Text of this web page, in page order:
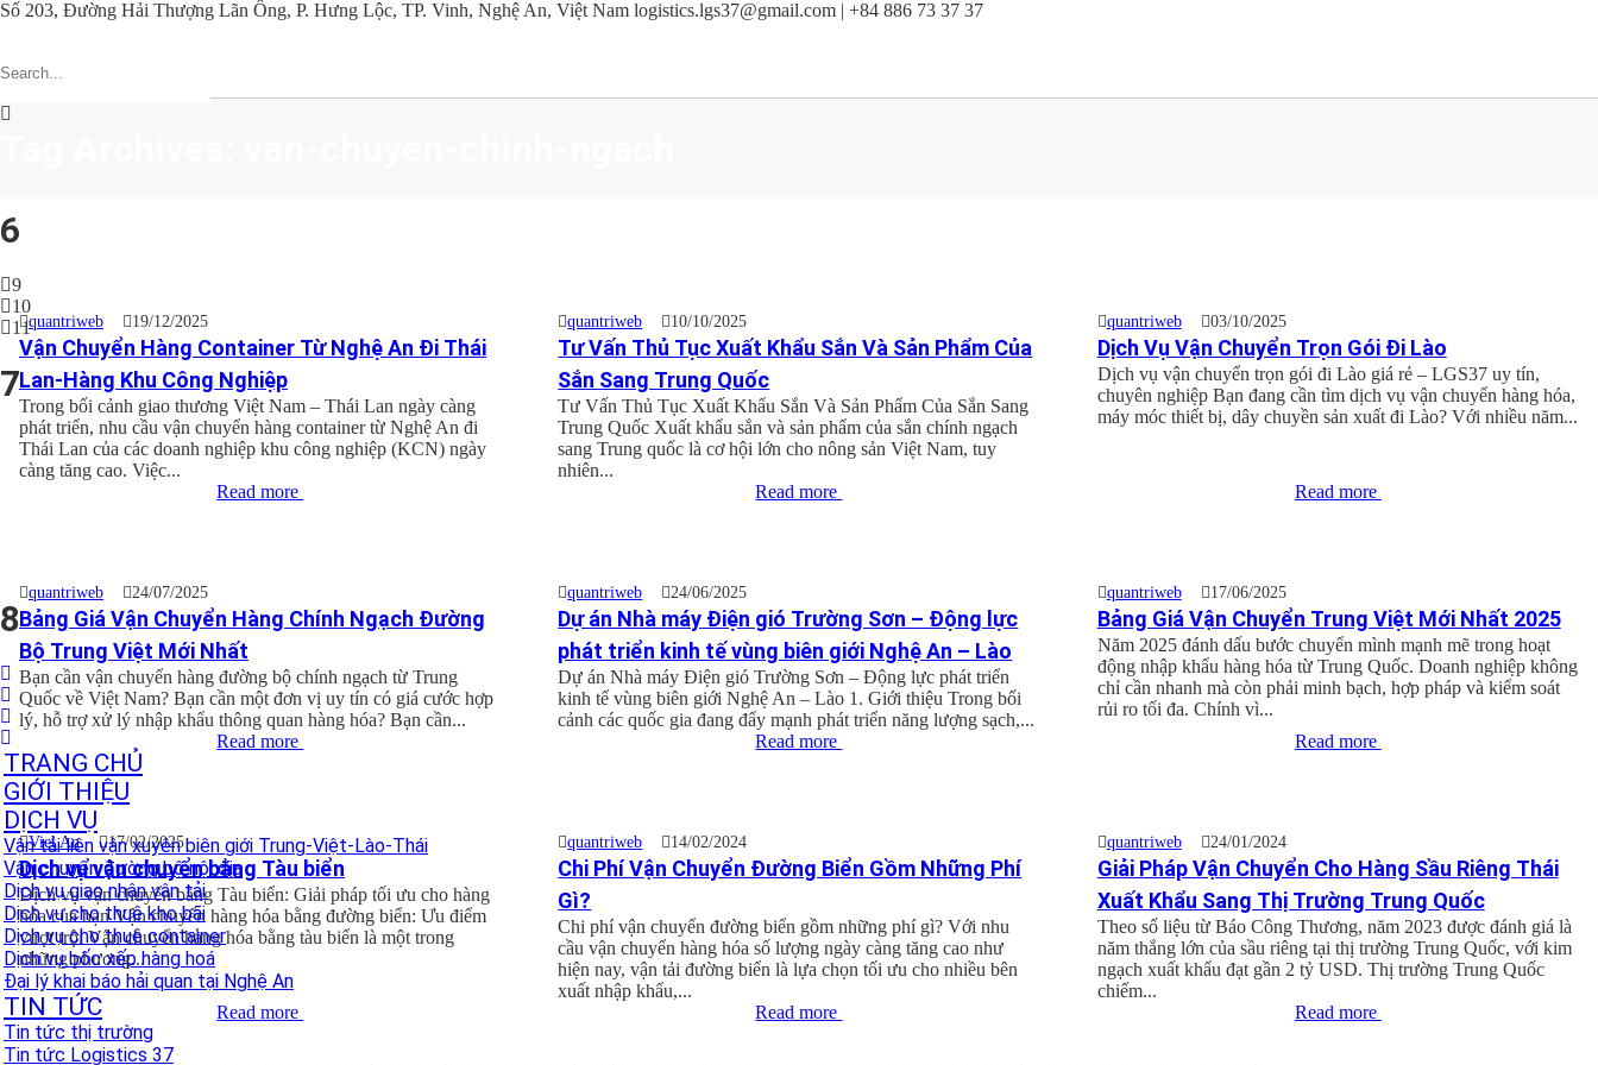
Số 203, Đường Hải Thượng Lãn Ông, P. Hưng Lộc, TP. Vinh, Nghệ An, Việt Nam logistics.lgs37@gmail.com | +84 886 73 37 37
6
9
10
11
7
8
TRANG CHỦ
GIỚI THIỆU
DỊCH VỤ
Vận tải liên vận xuyên biên giới Trung-Việt-Lào-Thái
Vận chuyển đường bộ nội địa
Dịch vụ giao nhận vận tải
Dịch vụ cho thuê kho bãi
Dịch vụ cho thuê container
Dịch vụ bốc xếp hàng hoá
Đại lý khai báo hải quan tại Nghệ An
TIN TỨC
Tin tức thị trường
Tin tức Logistics 37
quantriweb 19/12/2025
Vận Chuyển Hàng Container Từ Nghệ An Đi Thái
Lan-Hàng Khu Công Nghiệp
Trong bối cảnh giao thương Việt Nam – Thái Lan ngày càng
phát triển, nhu cầu vận chuyển hàng container từ Nghệ An đi
Thái Lan của các doanh nghiệp khu công nghiệp (KCN) ngày
càng tăng cao. Việc...
Read more
quantriweb 10/10/2025
Tư Vấn Thủ Tục Xuất Khẩu Sắn Và Sản Phẩm Của
Sắn Sang Trung Quốc
Tư Vấn Thủ Tục Xuất Khẩu Sắn Và Sản Phẩm Của Sắn Sang
Trung Quốc Xuất khẩu sắn và sản phẩm của sắn chính ngạch
sang Trung quốc là cơ hội lớn cho nông sản Việt Nam, tuy
nhiên...
Read more
quantriweb 03/10/2025
Dịch Vụ Vận Chuyển Trọn Gói Đi Lào
Dịch vụ vận chuyển trọn gói đi Lào giá rẻ – LGS37 uy tín,
chuyên nghiệp Bạn đang cần tìm dịch vụ vận chuyển hàng hóa,
máy móc thiết bị, dây chuyền sản xuất đi Lào? Với nhiều năm...
Read more
quantriweb 24/07/2025
Bảng Giá Vận Chuyển Hàng Chính Ngạch Đường
Bộ Trung Việt Mới Nhất
Bạn cần vận chuyển hàng đường bộ chính ngạch từ Trung
Quốc về Việt Nam? Bạn cần một đơn vị uy tín có giá cước hợp
lý, hỗ trợ xử lý nhập khẩu thông quan hàng hóa? Bạn cần...
Read more
quantriweb 24/06/2025
Dự án Nhà máy Điện gió Trường Sơn – Động lực
phát triển kinh tế vùng biên giới Nghệ An – Lào
Dự án Nhà máy Điện gió Trường Sơn – Động lực phát triển
kinh tế vùng biên giới Nghệ An – Lào 1. Giới thiệu Trong bối
cảnh các quốc gia đang đẩy mạnh phát triển năng lượng sạch,...
Read more
quantriweb 17/06/2025
Bảng Giá Vận Chuyển Trung Việt Mới Nhất 2025
Năm 2025 đánh dấu bước chuyển mình mạnh mẽ trong hoạt
động nhập khẩu hàng hóa từ Trung Quốc. Doanh nghiệp không
chỉ cần nhanh mà còn phải minh bạch, hợp pháp và kiểm soát
rủi ro tối đa. Chính vì...
Read more
Viet An 17/02/2025
Dịch vụ vận chuyển bằng Tàu biển
Dịch vụ vận chuyển bằng Tàu biển: Giải pháp tối ưu cho hàng
hóa của bạn Vận chuyển hàng hóa bằng đường biển: Ưu điểm
vượt trội Vận chuyển hàng hóa bằng tàu biển là một trong
những phương...
Read more
quantriweb 14/02/2024
Chi Phí Vận Chuyển Đường Biển Gồm Những Phí
Gì?
Chi phí vận chuyển đường biển gồm những phí gì? Với nhu
cầu vận chuyển hàng hóa số lượng ngày càng tăng cao như
hiện nay, vận tải đường biển là lựa chọn tối ưu cho nhiều bên
xuất nhập khẩu,...
Read more
quantriweb 24/01/2024
Giải Pháp Vận Chuyển Cho Hàng Sầu Riêng Thái
Xuất Khẩu Sang Thị Trường Trung Quốc
Theo số liệu từ Báo Công Thương, năm 2023 được đánh giá là
năm thắng lớn của sầu riêng tại thị trường Trung Quốc, với kim
ngạch xuất khẩu đạt gần 2 tỷ USD. Thị trường Trung Quốc
chiếm...
Read more